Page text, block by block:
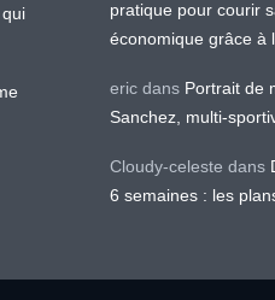
pratique pour courir
économique grâce à
eric dans Portrait de
Sanchez, multi-
Cloudy-celeste dans
6 semaines : les